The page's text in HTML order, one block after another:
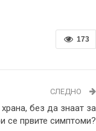
173
СЛЕДНО
без да знаат за
се првите симптоми?